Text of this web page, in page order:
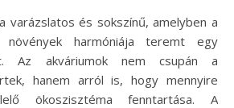
harmóniája teremt egy
Az akváriumok nem csupán a
hanem arról is, hogy mennyire
ökoszisztéma fenntartása. A